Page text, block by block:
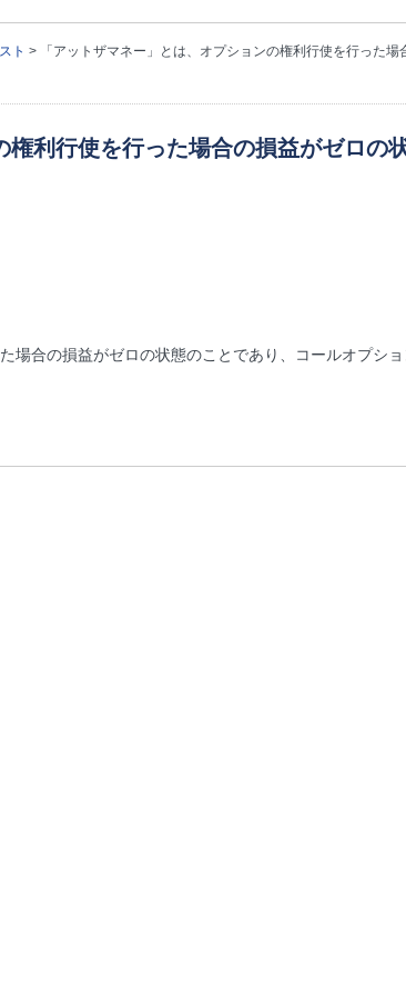
ト > 「アットザマネー」とは、オプションの権利行使を行った場
利行使を行った場合の損益がゼロの
場合の損益がゼロの状態のことであり、コールオプ